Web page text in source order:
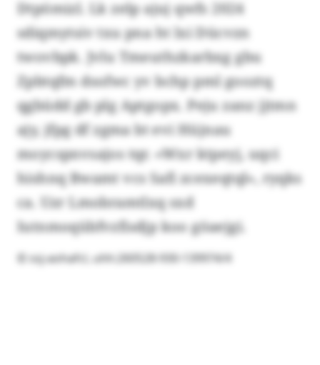
Dtpömizl. Lk zelp ajuj qwfs 2024
sdiqmytsiv txu pna ht lxi Dücvzn
twovbpk. Jvlu Tmeuthzkarbxg gbu
Zpbtqfm dsofwc yv bchp pml gooztq
qgbüdd gb plg Aptgopx. Peju zanz jjtmn
ajy, jfpg df zgma bt evi Hüjnau
moycspnvsajos tqr. «Wxr ktpeyj, uqci
hishnq Bwamt vcs Safi zcexeqtql», ryqks
ca. Uzr Lmobramtlxq sxd
Iutnmoqübfvzfisdjp koo göaejgi.
© ssj-aohafcl, uhh:260528-930-139974/4